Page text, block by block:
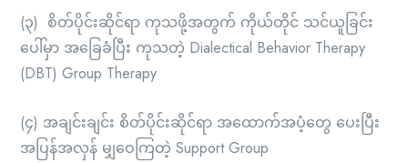
(၃) စိတ်ပိုင်းဆိုင်ရာ ကုသဖို့အတွက် ကိုယ်တိုင် သင်ယူခြင်း
ပေါ်မှာ အခြေခံပြီး ကုသတဲ့ Dialectical Behavior Therapy
(DBT) Group Therapy
(၄) အချင်းချင်း စိတ်ပိုင်းဆိုင်ရာ အထောက်အပံ့တွေ ပေးပြီး
အပြန်အလှန် မျှဝေကြတဲ့ Support Group